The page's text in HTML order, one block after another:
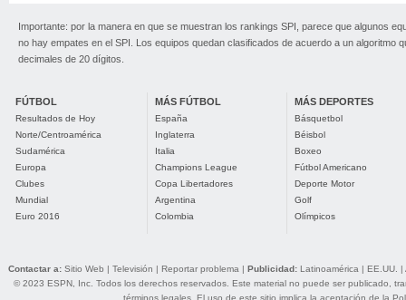
Importante: por la manera en que se muestran los rankings SPI, parece que algunos
no hay empates en el SPI. Los equipos quedan clasificados de acuerdo a un algoritmo
decimales de 20 dígitos.
FÚTBOL
Resultados de Hoy
Norte/Centroamérica
Sudamérica
Europa
Clubes
Mundial
Euro 2016
MÁS FÚTBOL
España
Inglaterra
Italia
Champions League
Copa Libertadores
Argentina
Colombia
MÁS DEPORTES
Básquetbol
Béisbol
Boxeo
Fútbol Americano
Deporte Motor
Golf
Olímpicos
Contactar a: Sitio Web | Televisión | Reportar problema | Publicidad: Latinoamérica | EE.UU. |
© 2023 ESPN, Inc. Todos los derechos reservados. Este material no puede ser publicado,
términos legales. El uso de este sitio implica la aceptación de la